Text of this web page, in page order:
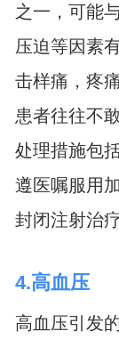
之一，可能
压迫等因素
击样痛，疼
患者往往不
处理措施包
遵医嘱服用
封闭注射治
4.高血压
高血压引发